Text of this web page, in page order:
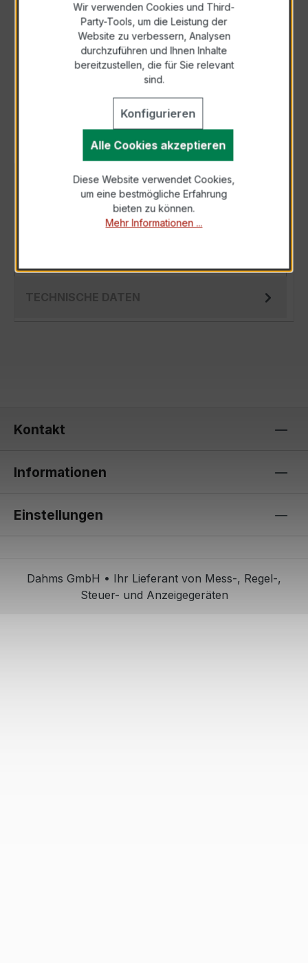
Zur Sammelanfrage hinzufügen
Anfrage telefonisch
Als PDF exportieren
BESCHREIBUNG
Der EWSK 31.5 75/5A 15VA Kl.0,5s ist ein
kompakter, hochpräziser Niederspannungs-
TECHNISCHE DATEN
Kontakt
Informationen
Einstellungen
Dahms GmbH • Ihr Lieferant von Mess-, Regel-,
Steuer- und Anzeigegeräten
Wir verwenden Cookies und Third-
Party-Tools, um die Leistung der
Website zu verbessern, Analysen
durchzuführen und Ihnen Inhalte
bereitzustellen, die für Sie relevant
sind.
Konfigurieren
Alle Cookies akzeptieren
Diese Website verwendet Cookies,
um eine bestmögliche Erfahrung
bieten zu können.
Mehr Informationen ...